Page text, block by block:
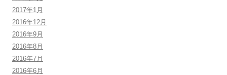
2017年1月
2016年12月
2016年9月
2016年8月
2016年7月
2016年6月